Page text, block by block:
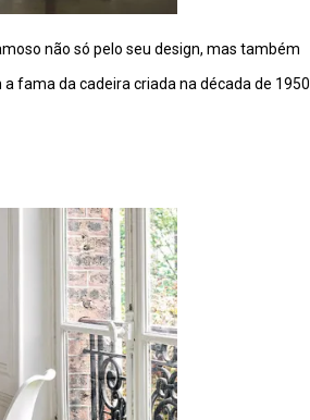
não só pelo seu design, mas também
fama da cadeira criada na década de 1950